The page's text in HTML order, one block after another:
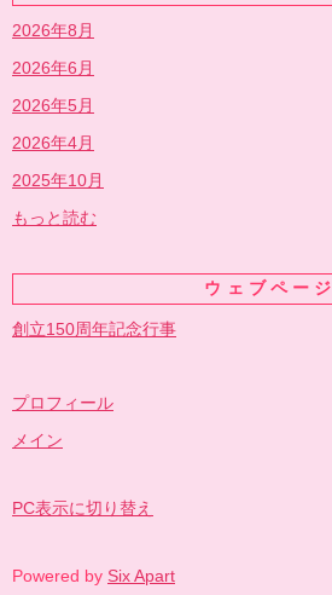
2026年8月
2026年6月
2026年5月
2026年4月
2025年10月
もっと読む
ウェブページ
創立150周年記念行事
プロフィール
メイン
PC表示に切り替え
Powered by Six Apart